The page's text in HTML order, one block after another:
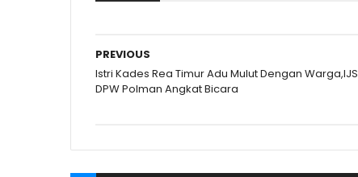
PREVIOUS
Istri Kades Rea Timur Adu Mulut Dengan Warga,IJS
DPW Polman Angkat Bicara